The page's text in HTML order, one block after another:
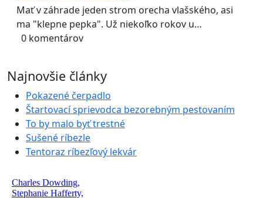
Mať v záhrade jeden strom orecha vlašského, asi
ma "klepne pepka". Už niekoľko rokov u…
0 komentárov
Najnovšie články
Pokazené čerpadlo
Štartovací sprievodca bezorebným pestovaním
To by malo byť trestné
Sušené ríbezle
Tentoraz ríbezľový lekvár